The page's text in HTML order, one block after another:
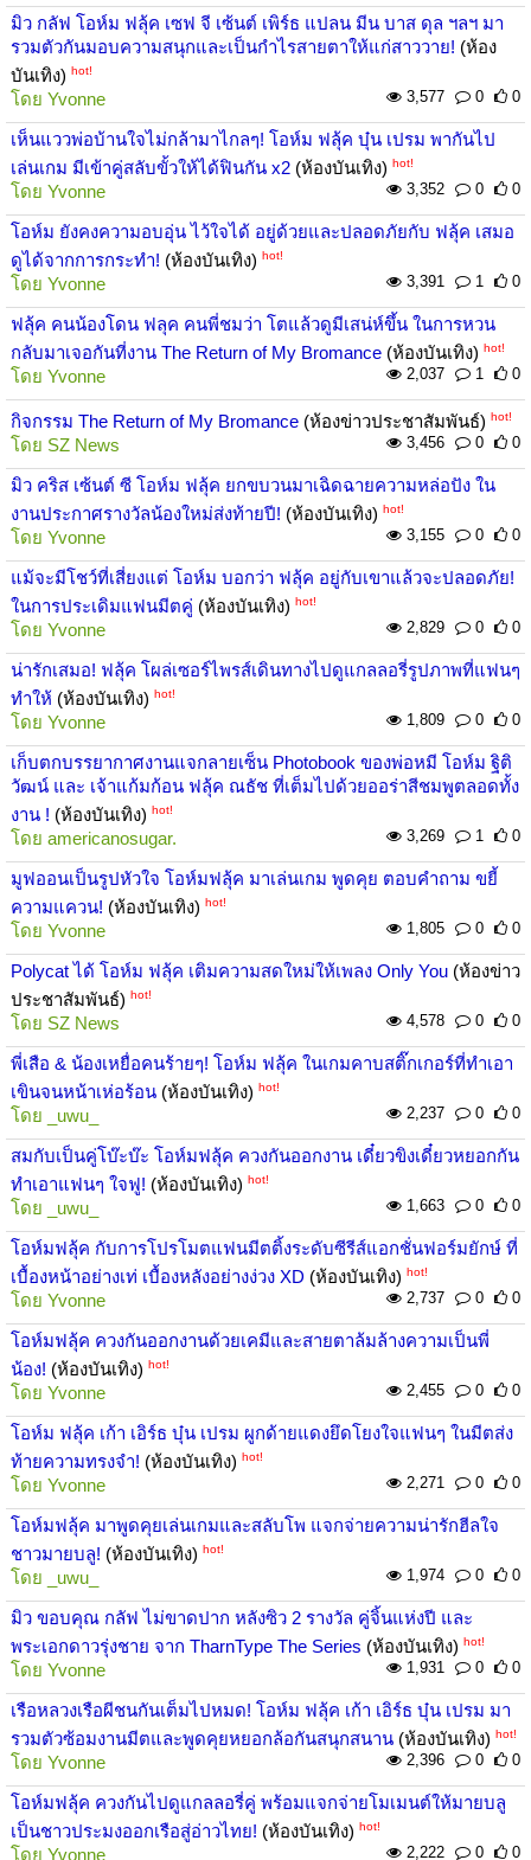
มิว กลัฟ โอห์ม ฟลุ้ค เซฟ จี เซ้นต์ เพิร์ธ แปลน มีน บาส ดุล ฯลฯ มา
รวมตัวกันมอบความสนุกและเป็นกำไรสายตาให้แก่สาววาย! (ห้อง
บันเทิง) hot!
โดย Yvonne 3,577 0 0
เห็นแววพ่อบ้านใจไม่กล้ามาไกลๆ! โอห์ม ฟลุ้ค บุ๋น เปรม พากันไป
เล่นเกม มีเข้าคู่สลับขั้วให้ได้ฟินกัน x2 (ห้องบันเทิง) hot!
โดย Yvonne 3,352 0 0
โอห์ม ยังคงความอบอุ่น ไว้ใจได้ อยู่ด้วยและปลอดภัยกับ ฟลุ้ค เสมอ
ดูได้จากการกระทำ! (ห้องบันเทิง) hot!
โดย Yvonne 3,391 1 0
ฟลุ้ค คนน้องโดน ฟลุค คนพี่ชมว่า โตแล้วดูมีเสน่ห์ขึ้น ในการหวน
กลับมาเจอกันที่งาน The Return of My Bromance (ห้องบันเทิง) hot!
โดย Yvonne 2,037 1 0
กิจกรรม The Return of My Bromance (ห้องข่าวประชาสัมพันธ์) hot!
โดย SZ News 3,456 0 0
มิว คริส เซ้นต์ ซี โอห์ม ฟลุ้ค ยกขบวนมาเฉิดฉายความหล่อปัง ใน
งานประกาศรางวัลน้องใหม่ส่งท้ายปี! (ห้องบันเทิง) hot!
โดย Yvonne 3,155 0 0
แม้จะมีโชว์ที่เสี่ยงแต่ โอห์ม บอกว่า ฟลุ้ค อยู่กับเขาแล้วจะปลอดภัย!
ในการประเดิมแฟนมีตคู่ (ห้องบันเทิง) hot!
โดย Yvonne 2,829 0 0
น่ารักเสมอ! ฟลุ้ค โผล่เซอร์ไพรส์เดินทางไปดูแกลลอรี่รูปภาพที่แฟนๆ
ทำให้ (ห้องบันเทิง) hot!
โดย Yvonne 1,809 0 0
เก็บตกบรรยากาศงานแจกลายเซ็น Photobook ของพ่อหมี โอห์ม ฐิติ
วัฒน์ และ เจ้าแก้มก้อน ฟลุ้ค ณธัช ที่เต็มไปด้วยออร่าสีชมพูตลอดทั้ง
งาน ! (ห้องบันเทิง) hot!
โดย americanosugar. 3,269 1 0
มูฟออนเป็นรูปหัวใจ โอห์มฟลุ้ค มาเล่นเกม พูดคุย ตอบคำถาม ขยี้
ความแควน! (ห้องบันเทิง) hot!
โดย Yvonne 1,805 0 0
Polycat ได้ โอห์ม ฟลุ้ค เติมความสดใหม่ให้เพลง Only You (ห้องข่าว
ประชาสัมพันธ์) hot!
โดย SZ News 4,578 0 0
พี่เสือ & น้องเหยื่อคนร้ายๆ! โอห์ม ฟลุ้ค ในเกมคาบสติ๊กเกอร์ที่ทำเอา
เขินจนหน้าเห่อร้อน (ห้องบันเทิง) hot!
โดย _uwu_ 2,237 0 0
สมกับเป็นคู่โบ๊ะบ๊ะ โอห์มฟลุ้ค ควงกันออกงาน เดี๋ยวขิงเดี๋ยวหยอกกัน
ทำเอาแฟนๆ ใจฟู! (ห้องบันเทิง) hot!
โดย _uwu_ 1,663 0 0
โอห์มฟลุ้ค กับการโปรโมตแฟนมีตติ้งระดับซีรีส์แอกชั่นฟอร์มยักษ์ ที่
เบื้องหน้าอย่างเท่ เบื้องหลังอย่างง่วง XD (ห้องบันเทิง) hot!
โดย Yvonne 2,737 0 0
โอห์มฟลุ้ค ควงกันออกงานด้วยเคมีและสายตาล้มล้างความเป็นพี่
น้อง! (ห้องบันเทิง) hot!
โดย Yvonne 2,455 0 0
โอห์ม ฟลุ้ค เก้า เอิร์ธ บุ๋น เปรม ผูกด้ายแดงยึดโยงใจแฟนๆ ในมีตส่ง
ท้ายความทรงจำ! (ห้องบันเทิง) hot!
โดย Yvonne 2,271 0 0
โอห์มฟลุ้ค มาพูดคุยเล่นเกมและสลับโพ แจกจ่ายความน่ารักฮีลใจ
ชาวมายบลู! (ห้องบันเทิง) hot!
โดย _uwu_ 1,974 0 0
มิว ขอบคุณ กลัฟ ไม่ขาดปาก หลังซิว 2 รางวัล คู่จิ้นแห่งปี และ
พระเอกดาวรุ่งชาย จาก TharnType The Series (ห้องบันเทิง) hot!
โดย Yvonne 1,931 0 0
เรือหลวงเรือผีชนกันเต็มไปหมด! โอห์ม ฟลุ้ค เก้า เอิร์ธ บุ๋น เปรม มา
รวมตัวซ้อมงานมีตและพูดคุยหยอกล้อกันสนุกสนาน (ห้องบันเทิง) hot!
โดย Yvonne 2,396 0 0
โอห์มฟลุ้ค ควงกันไปดูแกลลอรี่คู่ พร้อมแจกจ่ายโมเมนต์ให้มายบลู
เป็นชาวประมงออกเรือสู่อ่าวไทย! (ห้องบันเทิง) hot!
โดย Yvonne 2,222 0 0